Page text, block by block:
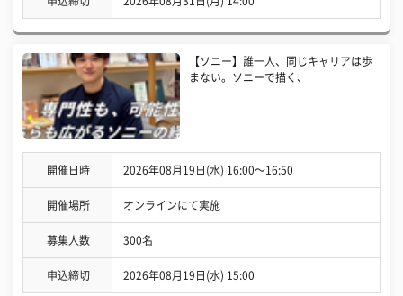
【ソニー】誰一人、同じキャリアは歩
まない。ソニーで描く、
開催日時 2026年08月19日(水) 16:00〜16:50
開催場所 オンラインにて実施
募集人数 300名
申込締切 2026年08月19日(水) 15:00